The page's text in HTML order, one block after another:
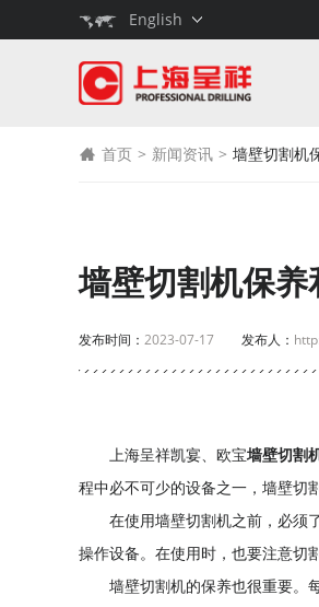
English
壁
首页 > 新闻资讯 > 墙壁切割机
墙壁切割机保养
发布时间： 2023-07-17 发布人：
上海呈祥凯宴、欧宝墙壁切割
程中必不可少的设备之一，墙壁切
在使用墙壁切割机之前，必须了
操作设备。在使用时，也要注意切
墙壁切割机的保养也很重要。每